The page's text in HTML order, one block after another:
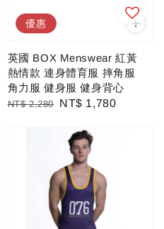
優惠
英國 BOX Menswear 紅黃
熱情款 連身體育服 摔角服
角力服 健身服 健身背心
Regular
NT$ 2,280
Sale
NT$ 1,780